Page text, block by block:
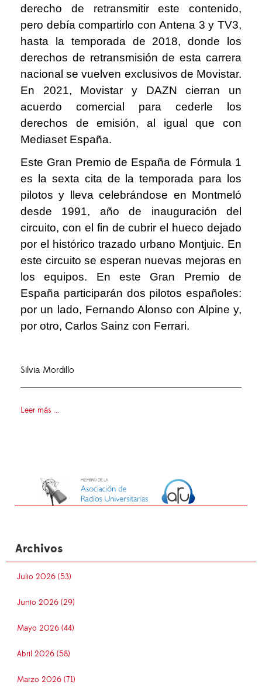
derecho de retransmitir este contenido,
pero debía compartirlo con Antena 3 y TV3,
hasta la temporada de 2018, donde los
derechos de retransmisión de esta carrera
nacional se vuelven exclusivos de Movistar.
En 2021, Movistar y DAZN cierran un
acuerdo comercial para cederle los
derechos de emisión, al igual que con
Mediaset España.
Este Gran Premio de España de Fórmula 1
es la sexta cita de la temporada para los
pilotos y lleva celebrándose en Montmeló
desde 1991, año de inauguración del
circuito, con el fin de cubrir el hueco dejado
por el histórico trazado urbano Montjuic. En
este circuito se esperan nuevas mejoras en
los equipos. En este Gran Premio de
España participarán dos pilotos españoles:
por un lado, Fernando Alonso con Alpine y,
por otro, Carlos Sainz con Ferrari.
Silvia Mordillo
Leer más ...
Archivos
Julio 2026 (53)
Junio 2026 (29)
Mayo 2026 (44)
Abril 2026 (58)
Marzo 2026 (71)